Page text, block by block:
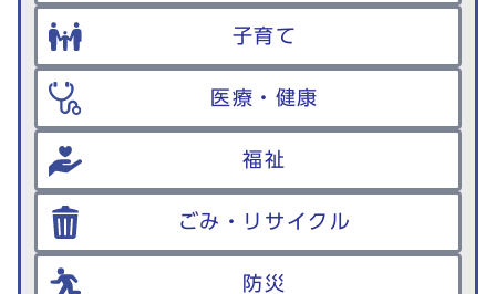
子育て
医療・健康
福祉
ごみ・リサイクル
防災